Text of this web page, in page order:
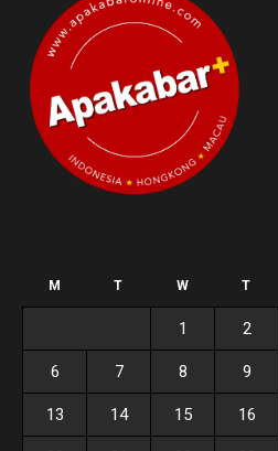
M T W T
1 2
6 7 8 9
13 14 15 16